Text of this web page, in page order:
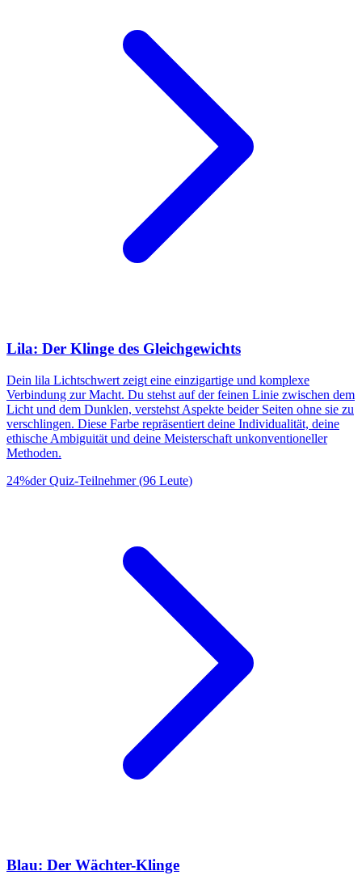
Lila: Der Klinge des Gleichgewichts
Dein lila Lichtschwert zeigt eine einzigartige und komplexe
Verbindung zur Macht. Du stehst auf der feinen Linie zwischen dem
Licht und dem Dunklen, verstehst Aspekte beider Seiten ohne sie zu
verschlingen. Diese Farbe repräsentiert deine Individualität, deine
ethische Ambiguität und deine Meisterschaft unkonventioneller
Methoden.
24%der Quiz-Teilnehmer(96 Leute)
Blau: Der Wächter-Klinge